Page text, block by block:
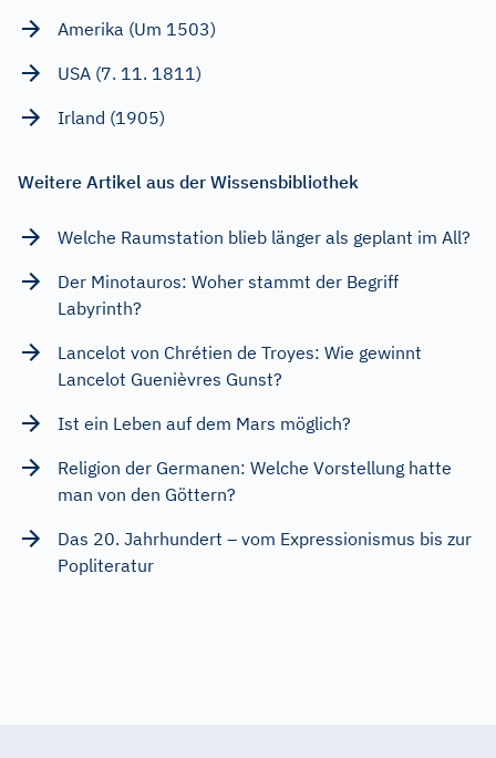
Amerika (Um 1503)
USA (7. 11. 1811)
Irland (1905)
Weitere Artikel aus der Wissensbibliothek
Welche Raumstation blieb länger als geplant im All?
Der Minotauros: Woher stammt der Begriff
Labyrinth?
Lancelot von Chrétien de Troyes: Wie gewinnt
Lancelot Guenièvres Gunst?
Ist ein Leben auf dem Mars möglich?
Religion der Germanen: Welche Vorstellung hatte
man von den Göttern?
Das 20. Jahrhundert – vom Expressionismus bis zur
Popliteratur